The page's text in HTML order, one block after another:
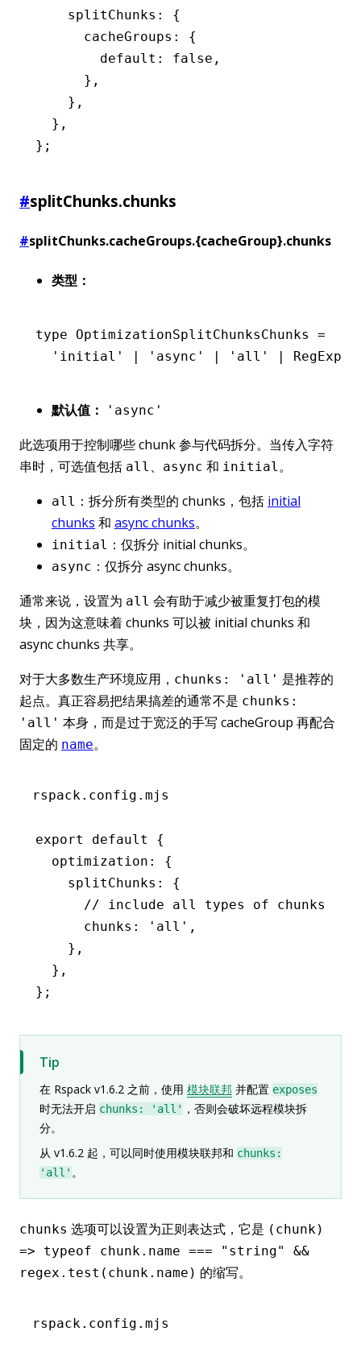
    splitChunks
:
{
      cacheGroups
:
{
        default
: false ,
      }
,
    }
,
  }
,
};
#splitChunks.chunks
#splitChunks.cacheGroups.{cacheGroup}.chunks
类型：
type OptimizationSplitChunksChunks
=
  'initial'
| 'async' | 'all' | RegExp
默认值： 'async'
此选项用于控制哪些 chunk 参与代码拆分。当传入字符
串时，可选值包括 all 、 async 和 initial 。
all ：拆分所有类型的 chunks，包括 initial
chunks 和 async chunks。
initial ：仅拆分 initial chunks。
async ：仅拆分 async chunks。
通常来说，设置为 all 会有助于减少被重复打包的模
块，因为这意味着 chunks 可以被 initial chunks 和
async chunks 共享。
对于大多数生产环境应用， chunks: 'all' 是推荐的
起点。真正容易把结果搞差的通常不是 chunks:
'all' 本身，而是过于宽泛的手写 cacheGroup 再配合
固定的 name。
rspack.config.mjs
export default
{
  optimization
:
{
    splitChunks
:
{
      // include all types of chunks
      chunks
: 'all' ,
    }
,
  }
,
};
Tip
在 Rspack v1.6.2 之前，使用 模块联邦 并配置 exposes
时无法开启 chunks: 'all' ，否则会破坏远程模块拆
分。
从 v1.6.2 起，可以同时使用模块联邦和 chunks:
'all' 。
chunks 选项可以设置为正则表达式，它是 (chunk)
=> typeof chunk.name === "string" &&
regex.test(chunk.name) 的缩写。
rspack.config.mjs